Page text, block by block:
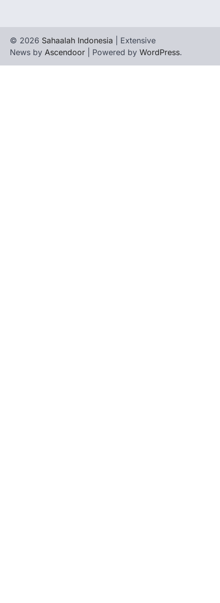
© 2026 Sahaalah Indonesia | Extensive
News by Ascendoor | Powered by WordPress.